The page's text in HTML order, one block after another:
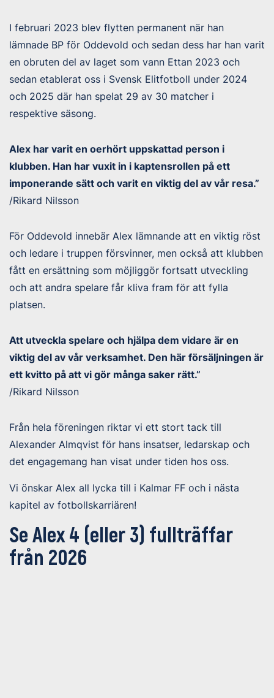
I februari 2023 blev flytten permanent när han
lämnade BP för Oddevold och sedan dess har han varit
en obruten del av laget som vann Ettan 2023 och
sedan etablerat oss i Svensk Elitfotboll under 2024
och 2025 där han spelat 29 av 30 matcher i
respektive säsong.
Alex har varit en oerhört uppskattad person i
klubben. Han har vuxit in i kaptensrollen på ett
imponerande sätt och varit en viktig del av vår resa.”
/Rikard Nilsson
För Oddevold innebär Alex lämnande att en viktig röst
och ledare i truppen försvinner, men också att klubben
fått en ersättning som möjliggör fortsatt utveckling
och att andra spelare får kliva fram för att fylla
platsen.
Att utveckla spelare och hjälpa dem vidare är en
viktig del av vår verksamhet. Den här försäljningen är
ett kvitto på att vi gör många saker rätt.”
/Rikard Nilsson
Från hela föreningen riktar vi ett stort tack till
Alexander Almqvist för hans insatser, ledarskap och
det engagemang han visat under tiden hos oss.
Vi önskar Alex all lycka till i Kalmar FF och i nästa
kapitel av fotbollskarriären!
Se Alex 4 (eller 3) fullträffar
från 2026